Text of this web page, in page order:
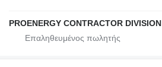
PROENERGY CONTRACTOR DIVISION